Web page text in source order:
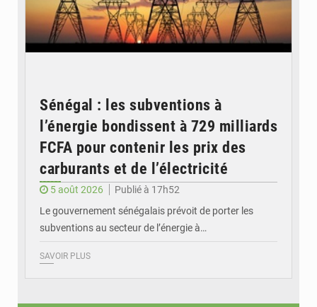
Sénégal : les subventions à
l’énergie bondissent à 729 milliards
FCFA pour contenir les prix des
carburants et de l’électricité
5 août 2026
Publié à 17h52
Le gouvernement sénégalais prévoit de porter les
subventions au secteur de l’énergie à…
SAVOIR PLUS